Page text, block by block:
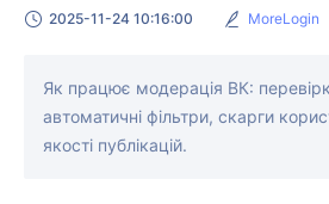
2025-11-24 10:16:00 MoreLogin
Як працює модерація ВК:
автоматичні фільтри, скарги
якості публікацій.